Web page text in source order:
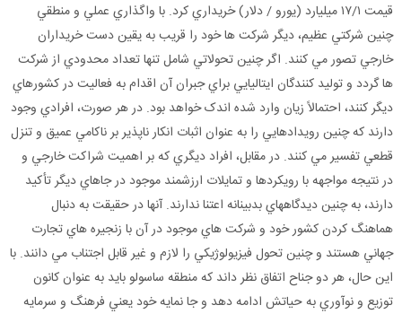
قيمت ۱۷/۱ ميليارد (يورو / دلار) خريداري کرد. با واگذاري عملي و منطقي
چنين شرکتي عظيم، ديگر شرکت ها خود را قريب به يقين دست خريداران
خارجي تصور مي کنند. اگر چنين تحولاتي شامل تنها تعداد محدودي از شرکت
ها گردد و توليد کنندگان ايتاليايي براي جبران آن اقدام به فعاليت در کشورهاي
ديگر کنند، احتمالاً زيان وارد شده اندک خواهد بود. در هر صورت، افرادي وجود
دارند که چنين رويدادهايي را به عنوان اثبات انکار ناپذير بر ناکامي عميق و تنزل
قطعي تفسير مي کنند. در مقابل، افراد ديگري که بر اهميت شراکت خارجي و
در نتيجه مواجهه با رويکردها و تمايلات ارزشمند موجود در جاهاي ديگر تأکيد
دارند، به چنين ديدگاههاي بدبينانه اعتنا ندارند. آنها در حقيقت به دنبال
هماهنگ کردن کشور خود و شرکت هاي موجود در آن با زنجيره هاي تجارت
جهاني هستند و چنين تحول فيزيولوژيکي را لازم و غير قابل اجتناب مي دانند. با
اين حال، هر دو جناح اتفاق نظر داند که منطقه ساسولو بايد به عنوان کانون
توزيع و نوآوري به حياتش ادامه دهد و جا نمايه خود يعني فرهنگ و سرمايه